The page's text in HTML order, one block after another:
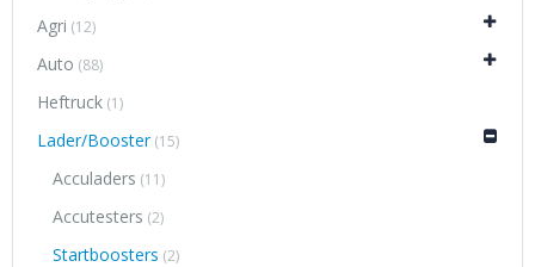
Agri (12)
Auto (88)
Heftruck (1)
Lader/Booster (15)
Acculaders (11)
Accutesters (2)
Startboosters (2)